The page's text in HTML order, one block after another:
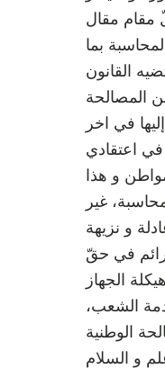
مقام مقال
بما
القانون
المصالحة
في اخر
في اعتقادي
و هذا
غير
و نزيهة
في حقّ
الجهاز
الشعب،
الوطنية
و السلام